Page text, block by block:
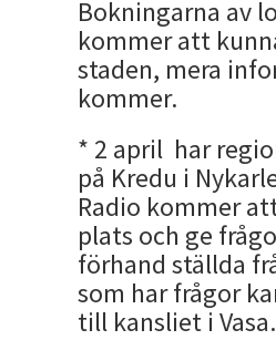
Bokningarna av
kommer att
staden, mera
kommer.
* 2 april har
på Kredu i
Radio kommer
plats och ge
förhand ställda
som har frågor
till kansliet i Vasa.